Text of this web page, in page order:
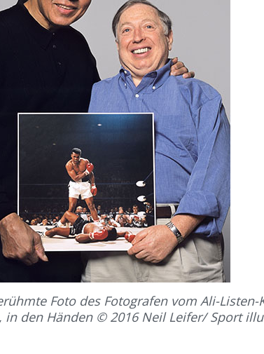
Foto des Fotografen vom Ali-Listen-
in den Händen © 2016 Neil Leifer/ Sport